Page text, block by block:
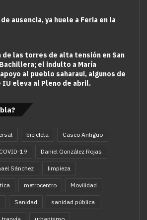
ausencia, ya huele a Feria en la
de las torres de alta tensión en San
el indulto a María
al pueblo saharaui, algunos de
IU eleva al Pleno de abril.
bicicleta Casco Antiguo
COVID-19 Daniel González Rojas
Sánchez limpieza
metrocentro Movilidad
Sanidad sanidad pública